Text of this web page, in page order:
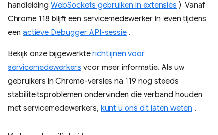
handleiding WebSockets gebruiken in extensies ). Vanaf
Chrome 118 blijft een servicemedewerker in leven tijdens
een actieve Debugger API-sessie .
Bekijk onze bijgewerkte richtlijnen voor
servicemedewerkers voor meer informatie. Als uw
gebruikers in Chrome-versies na 119 nog steeds
stabiliteitsproblemen ondervinden die verband houden
met servicemedewerkers, kunt u ons dit laten weten .